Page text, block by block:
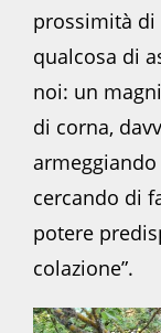
prossimità di
qualcosa di
noi: un
di corna,
cercando di
potere
colazione”.